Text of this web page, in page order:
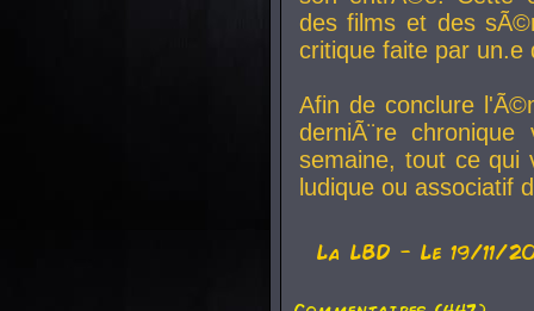
des films et des
critique faite par
Afin de conclure
derniÃ¨re
semaine, tout ce qui
ludique ou associatif
La LBD - Le 19/11/